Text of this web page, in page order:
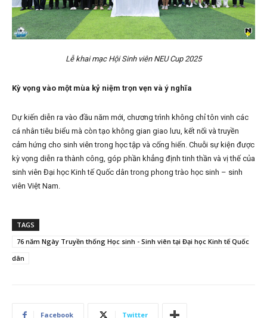
Lễ khai mạc Hội Sinh viên NEU Cup 2025
Kỳ vọng vào một mùa kỷ niệm trọn vẹn và ý nghĩa
Dự kiến diễn ra vào đầu năm mới, chương trình không chỉ tôn vinh các
cá nhân tiêu biểu mà còn tạo không gian giao lưu, kết nối và truyền
cảm hứng cho sinh viên trong học tập và cống hiến. Chuỗi sự kiện được
kỳ vọng diễn ra thành công, góp phần khẳng định tinh thần và vị thế của
sinh viên Đại học Kinh tế Quốc dân trong phong trào học sinh – sinh
viên Việt Nam.
TAGS
76 năm Ngày Truyền thống Học sinh - Sinh viên tại Đại học Kinh tế Quốc
dân
Facebook Twitter